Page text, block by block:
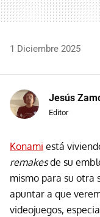
1 Diciembre 2025
Jesús
Editor
Konami está
remakesde su
mismo para su otra
apuntar a que
videojuegos,